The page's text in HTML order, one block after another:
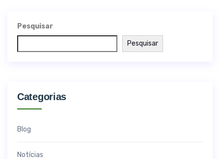
Pesquisar
Pesquisar
Categorias
Blog
Notícias